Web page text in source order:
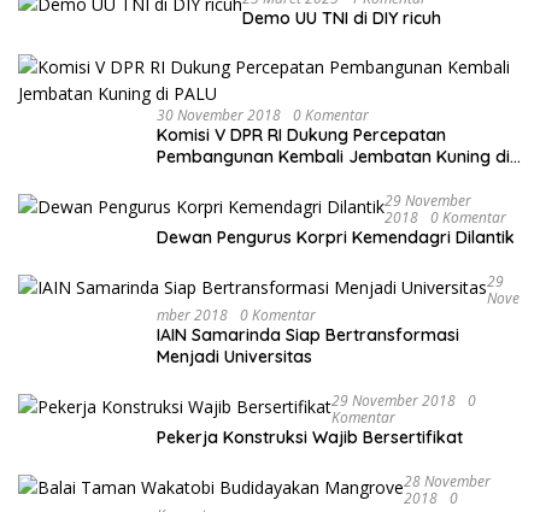
Demo UU TNI di DIY ricuh
30 November 2018 0 Komentar
Komisi V DPR RI Dukung Percepatan
Pembangunan Kembali Jembatan Kuning di
29 November
2018 0 Komentar
Dewan Pengurus Korpri Kemendagri Dilantik
29
Nove
Mber 2018 0 Komentar
IAIN Samarinda Siap Bertransformasi
Menjadi Universitas
29 November 2018 0
Komentar
Pekerja Konstruksi Wajib Bersertifikat
28 November
2018 0